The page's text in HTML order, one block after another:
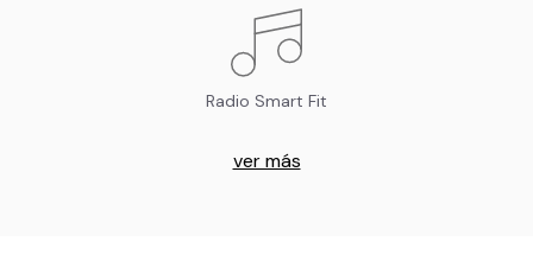
Radio Smart Fit
ver más